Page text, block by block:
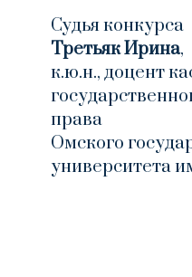
Судья конкурса
Третьяк Ирина,
к.ю.н., доцент
права
Омского
университета